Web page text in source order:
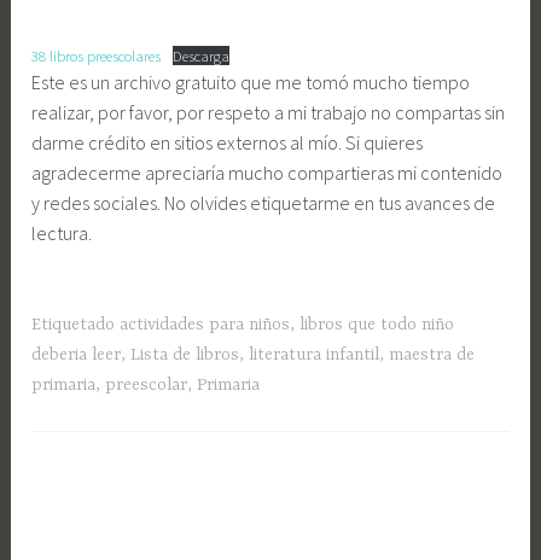
38 libros preescolares Descarga
Este es un archivo gratuito que me tomó mucho tiempo
realizar, por favor, por respeto a mi trabajo no compartas sin
darme crédito en sitios externos al mío. Si quieres
agradecerme apreciaría mucho compartieras mi contenido
y redes sociales. No olvides etiquetarme en tus avances de
lectura.
Etiquetado actividades para niños, libros que todo niño
deberia leer, Lista de libros, literatura infantil, maestra de
primaria, preescolar, Primaria